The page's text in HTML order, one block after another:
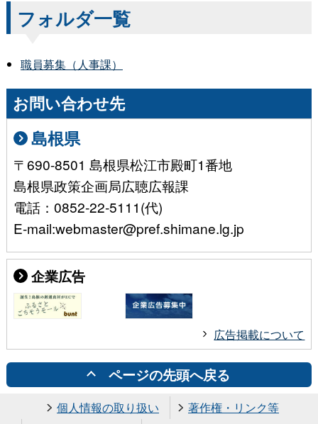
フォルダ一覧
職員募集（人事課）
お問い合わせ先
島根県
〒690-8501 島根県松江市殿町1番地
島根県政策企画局広聴広報課
電話：0852-22-5111(代)
E-mail:webmaster@pref.shimane.lg.jp
企業広告
広告掲載について
ページの先頭へ戻る
個人情報の取り扱い
著作権・リンク等